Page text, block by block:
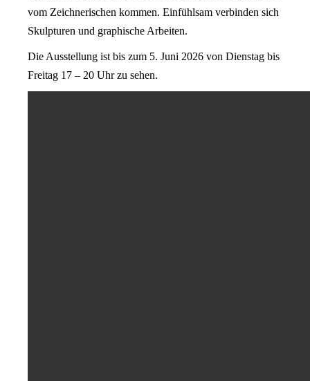
vom Zeichnerischen kommen. Einfühlsam verbinden sich
Skulpturen und graphische Arbeiten.
Die Ausstellung ist bis zum 5. Juni 2026 von Dienstag bis
Freitag 17 – 20 Uhr zu sehen.